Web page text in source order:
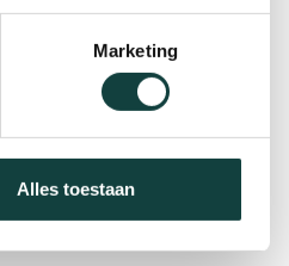
Marketing
Alles toestaan